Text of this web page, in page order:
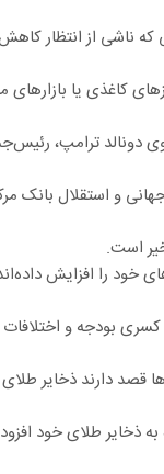
دلار (۳۰۱۵.۰۸ یورو) رسید؛
کاغذی یا
ترامپ،
و استقلال بانک
است.
خود را افزایش
بودجه و اختلافات
جهانی طلا»، از ۷۳ بانک مرکزی، ۹۵
طلای خود